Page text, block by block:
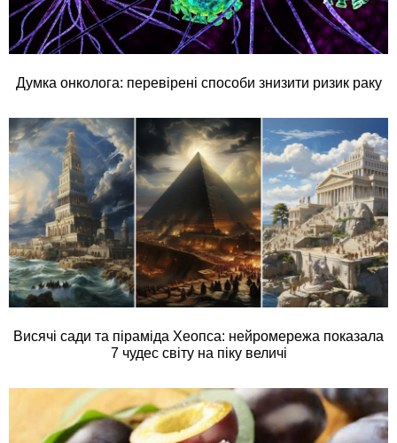
Думка онколога: перевірені способи знизити ризик раку
Висячі сади та піраміда Хеопса: нейромережа показала
7 чудес світу на піку величі